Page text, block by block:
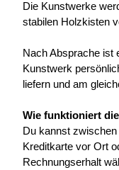
Die Kunstwerke
stabilen Holzkisten
Nach Absprache ist
Kunstwerk
liefern und am
Wie funktioniert
Du kannst
Kreditkarte vor Ort
Rechnungserhalt